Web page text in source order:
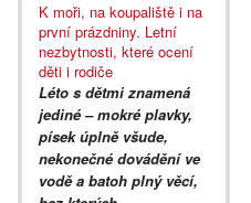
K moři, na koupaliště i na
první prázdniny. Letní
nezbytnosti, které ocení
děti i rodiče
Léto s dětmi znamená
jediné – mokré plavky,
písek úplně všude,
nekonečné dovádění ve
vodě a batoh plný věcí,